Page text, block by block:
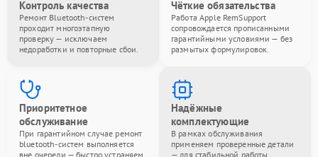
Контроль качества
Ремонт Bluetooth-систем
проходит многоэтапную
проверку — исключаем
недоработки и повторные сбои.
Чёткие обязательства
Работа Apple RemSupport
сопровождается прописанными
гарантийными условиями — без
размытых формулировок.
Приоритетное
обслуживание
При гарантийном случае ремонт
bluetooth-систем выполняется
вне очереди — быстро устраняем
Надёжные
комплектующие
В рамках обслуживания
применяем проверенные детали
— для стабильной работы